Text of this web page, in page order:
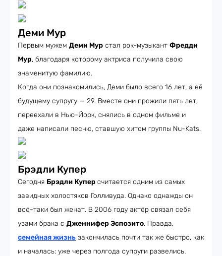
Деми Мур
Первым мужем Деми Мур стал рок-музыкант Фредди
Мур, благодаря которому актриса получила свою
знаменитую фамилию.
Когда они познакомились, Деми было всего 16 лет, а её
будущему супругу — 29. Вместе они прожили пять лет,
переехали в Нью-Йорк, снялись в одном фильме и
даже написали песню, ставшую хитом группы Nu-Kats.
Брэдли Купер
Сегодня Брэдли Куперсчитается одним из самых
завидных холостяков Голливуда. Однако однажды он
всё-таки был женат. В 2006 году актёр связал себя
узами брака с Дженнифер Эспозито. Правда,
семейная жизнь закончилась почти так же быстро, как
и началась: уже через полгода супруги развелись.